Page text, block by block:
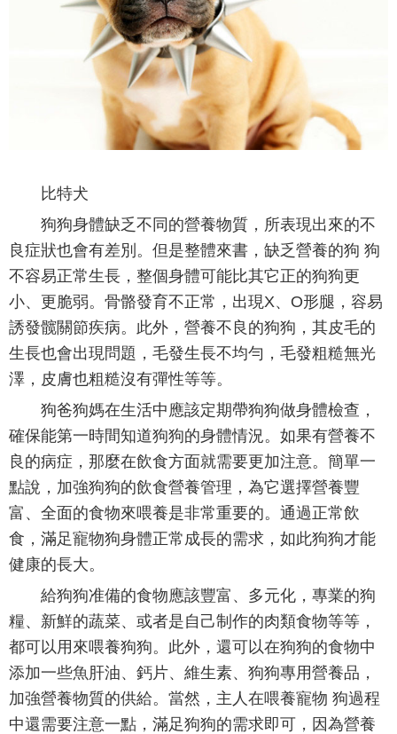
比特犬
狗狗身體缺乏不同的營養物質，所表現出來的不
良症狀也會有差別。但是整體來書，缺乏營養的狗 狗
不容易正常生長，整個身體可能比其它正的狗狗更
小、更脆弱。骨骼發育不正常，出現X、O形腿，容易
誘發髋關節疾病。此外，營養不良的狗狗，其皮毛的
生長也會出現問題，毛發生長不均勻，毛發粗糙無光
澤，皮膚也粗糙沒有彈性等等。
狗爸狗媽在生活中應該定期帶狗狗做身體檢查，
確保能第一時間知道狗狗的身體情況。如果有營養不
良的病症，那麼在飲食方面就需要更加注意。簡單一
點說，加強狗狗的飲食營養管理，為它選擇營養豐
富、全面的食物來喂養是非常重要的。通過正常飲
食，滿足寵物狗身體正常成長的需求，如此狗狗才能
健康的長大。
給狗狗准備的食物應該豐富、多元化，專業的狗
糧、新鮮的蔬菜、或者是自己制作的肉類食物等等，
都可以用來喂養狗狗。此外，還可以在狗狗的食物中
添加一些魚肝油、鈣片、維生素、狗狗專用營養品，
加強營養物質的供給。當然，主人在喂養寵物 狗過程
中還需要注意一點，滿足狗狗的需求即可，因為營養